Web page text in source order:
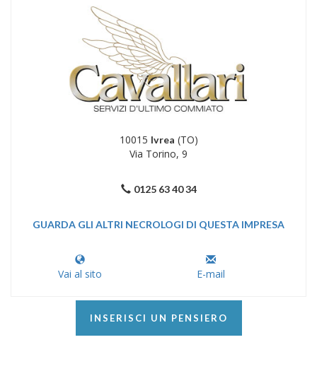
10015 Ivrea (TO)
Via Torino, 9
0125 63 40 34
GUARDA GLI ALTRI NECROLOGI DI QUESTA IMPRESA
Vai al sito E-mail
INSERISCI UN PENSIERO